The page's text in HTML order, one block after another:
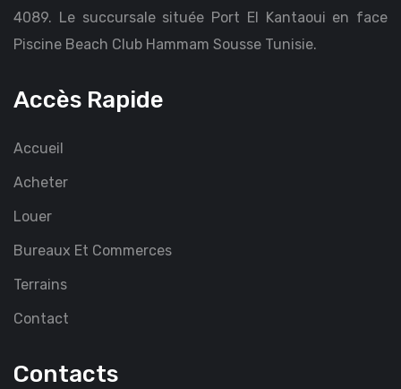
4089. Le succursale située Port El Kantaoui en face
Piscine Beach Club Hammam Sousse Tunisie.
Accès Rapide
Accueil
Acheter
Louer
Bureaux Et Commerces
Terrains
Contact
Contacts